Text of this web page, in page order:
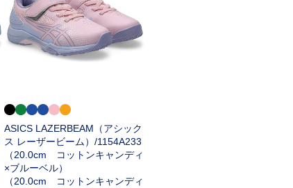
ASICS LAZERBEAM（アシック
ス レーザービーム）/1154A233
（20.0cm コットンキャンディ
×ブルーベル）
（20.0cm コットンキャンディ